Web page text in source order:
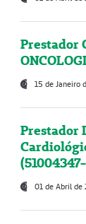
Prestador
15 de Janeiro
Prestador
01 de Abril de